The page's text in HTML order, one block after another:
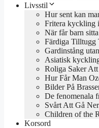
Livsstil
Hur sent kan
Fritera kyckling
När får barn
Färdiga Tilltugg
Gardinstång
Asiatisk
Roliga Saker
Hur Får Man
Bilder På
De fenomenala
Svårt Att Gå
Children of the
Korsord